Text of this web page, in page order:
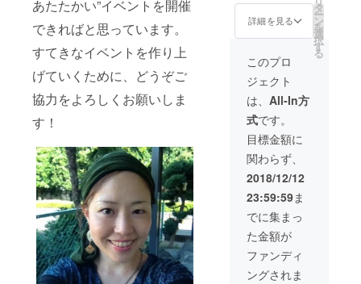
あたたかい”イベントを開催
できればと思っています。
すてきなイベントを作り上
げていくために、どうぞご
協力をよろしくお願いしま
す！
す。
■アロマ
レッス
ン参加
権 ■座
布団ヨ
ガ参加
権 ■
トート
バック
のお礼
■記念写
真のお
礼 ■当
日参加
権 ・ア
ロマ
レッス
ンはア
ロマの
基礎や
アロマ
の作り
詳細を見る
タ
ー
ン
を
選
択
す
る
このプロ
ジェクト
は、 All-In方
式です。
目標金額に
関わらず、
2018/12/12
23:59:59ま
でに集まっ
た金額が
ファンディ
ングされま